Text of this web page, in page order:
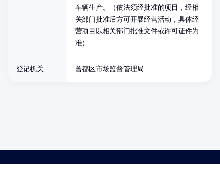
车辆生产。（依法须经批准的项目，经相
关部门批准后方可开展经营活动，具体经
营项目以相关部门批准文件或许可证件为
准）
登记机关 曾都区市场监督管理局